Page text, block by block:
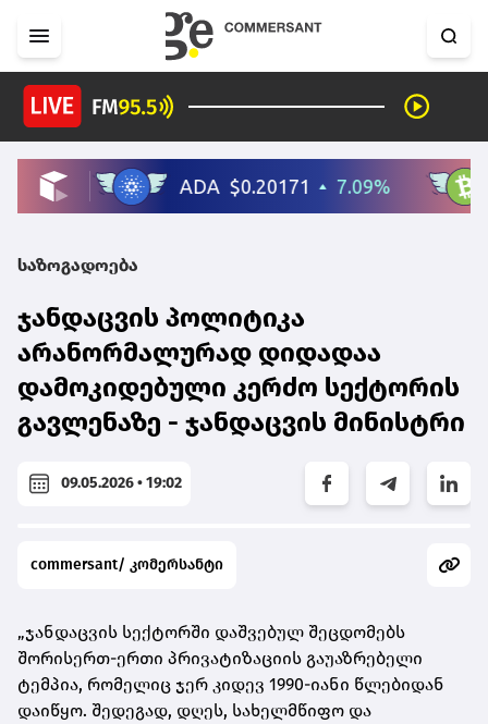
საზოგადოება
ჯანდაცვის პოლიტიკა
არანორმალურად დიდადაა
დამოკიდებული კერძო სექტორის
გავლენაზე - ჯანდაცვის მინისტრი
09.05.2026 • 19:02
commersant/ კომერსანტი
„ჯანდაცვის სექტორში დაშვებულ შეცდომებს
შორისერთ-ერთი პრივატიზაციის გაუაზრებელი
ტემპია, რომელიც ჯერ კიდევ 1990-იანი წლებიდან
დაიწყო. შედეგად, დღეს, სახელმწიფო და